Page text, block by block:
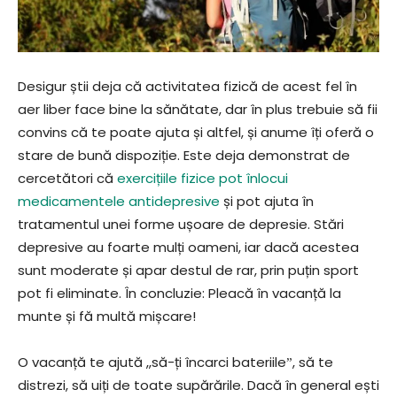
Desigur știi deja că activitatea fizică de acest fel în
aer liber face bine la sănătate, dar în plus trebuie să fii
convins că te poate ajuta și altfel, și anume îți oferă o
stare de bună dispoziție. Este deja demonstrat de
cercetători că exercițiile fizice pot înlocui
medicamentele antidepresive și pot ajuta în
tratamentul unei forme ușoare de depresie. Stări
depresive au foarte mulți oameni, iar dacă acestea
sunt moderate și apar destul de rar, prin puțin sport
pot fi eliminate. În concluzie: Pleacă în vacanță la
munte și fă multă mișcare!
O vacanță te ajută ,,să-ți încarci bateriileˮ, să te
distrezi, să uiți de toate supărările. Dacă în general ești